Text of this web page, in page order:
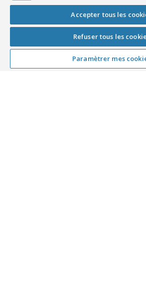
Vous avez besoin
conseillé ?
Nos équipes sont à votre disposition
vos questions et vous aider à faire le
Accepter tous les
Refuser tous les
Paramètrer mes